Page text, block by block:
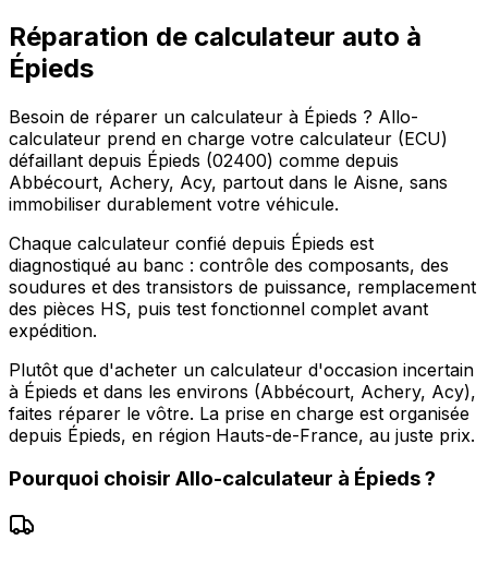
Réparation de calculateur auto à
Épieds
Besoin de réparer un calculateur à Épieds ? Allo-
calculateur prend en charge votre calculateur (ECU)
défaillant depuis Épieds (02400) comme depuis
Abbécourt, Achery, Acy, partout dans le Aisne, sans
immobiliser durablement votre véhicule.
Chaque calculateur confié depuis Épieds est
diagnostiqué au banc : contrôle des composants, des
soudures et des transistors de puissance, remplacement
des pièces HS, puis test fonctionnel complet avant
expédition.
Plutôt que d'acheter un calculateur d'occasion incertain
à Épieds et dans les environs (Abbécourt, Achery, Acy),
faites réparer le vôtre. La prise en charge est organisée
depuis Épieds, en région Hauts-de-France, au juste prix.
Pourquoi choisir Allo-calculateur à Épieds?